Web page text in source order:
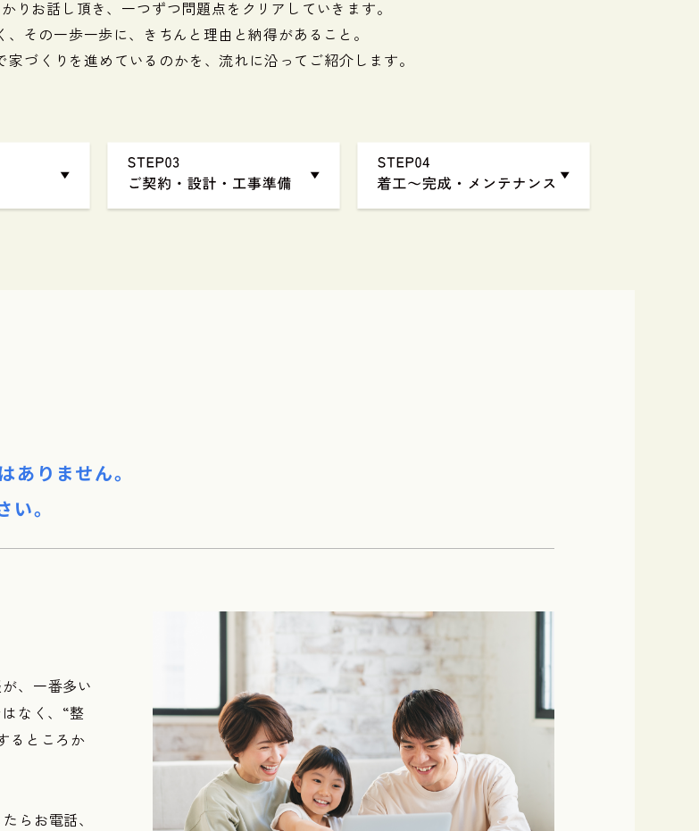
りお話し頂き、一つずつ問題点をクリアしていきます。
その一歩一歩に、きちんと理由と納得があること。
づくりを進めているのかを、流れに沿ってご紹介します。
りません。
。
、一番多い
なく、“整
るところか
らお電話、